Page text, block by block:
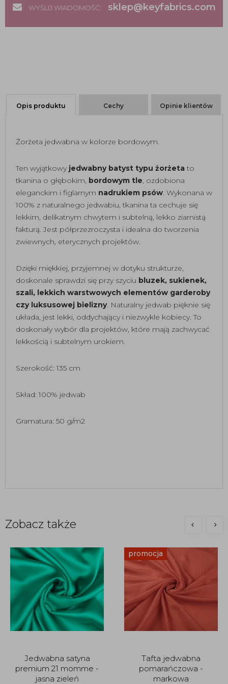
WYŚLIJ WIADOMOŚĆ: sklep@keyfabrics.com
Opis produktu Cechy Opinie klientów
Żorżeta jedwabna w kolorze bordowym.
Ten wyjątkowy jedwabny batyst typu żorżeta to
tkanina o głębokim, bordowym tle, ozdobiona
eleganckim i figlarnym nadrukiem psów. Wykonana w
100% z naturalnego jedwabiu, tkanina ta cechuje się
lekkim, delikatnym chwytem i subtelną, lekko ziarnistą
fakturą. Jest półprzezroczysta i idealna do tworzenia
zwiewnych, eterycznych projektów.
Dzięki miękkiej, przyjemnej w dotyku strukturze,
doskonale sprawdzi się przy szyciu bluzek, sukienek,
szali, lekkich warstwowych elementów garderoby
czy luksusowej bielizny. Naturalny jedwab pięknie się
układa, jest lekki, oddychający i niezwykle kobiecy. To
doskonały wybór dla projektów, które mają zachwycać
lekkością i subtelnym urokiem.
Szerokość: 135 cm
Skład: 100% jedwab
Gramatura: 50 g/m2
Zobacz także
Jedwabna satyna
premium 21 momme -
jasna zieleń
promocja
Tafta jedwabna
pomarańczowa -
markowa